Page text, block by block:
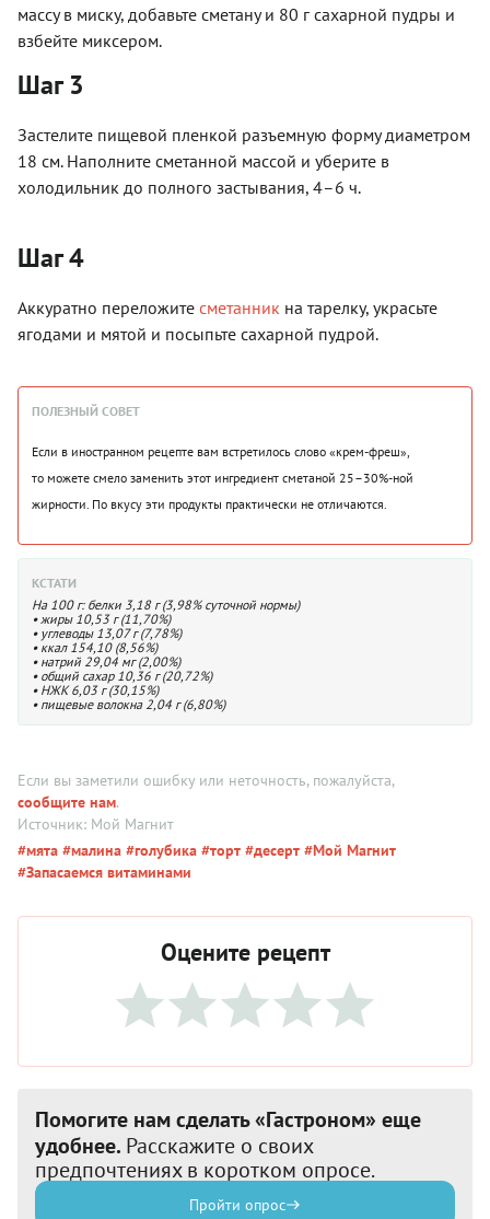
массу в миску, добавьте сметану и 80 г сахарной пудры и
взбейте миксером.
Шаг 3
Застелите пищевой пленкой разъемную форму диаметром
18 см. Наполните сметанной массой и уберите в
холодильник до полного застывания, 4–6 ч.
Шаг 4
Аккуратно переложите сметанник на тарелку, украсьте
ягодами и мятой и посыпьте сахарной пудрой.
ПОЛЕЗНЫЙ СОВЕТ
Если в иностранном рецепте вам встретилось слово «крем-фреш»,
то можете смело заменить этот ингредиент сметаной 25–30%-ной
жирности. По вкусу эти продукты практически не отличаются.
КСТАТИ
На 100 г: белки 3,18 г (3,98% суточной нормы)
• жиры 10,53 г (11,70%)
• углеводы 13,07 г (7,78%)
• ккал 154,10 (8,56%)
• натрий 29,04 мг (2,00%)
• общий сахар 10,36 г (20,72%)
• НЖК 6,03 г (30,15%)
• пищевые волокна 2,04 г (6,80%)
Если вы заметили ошибку или неточность, пожалуйста,
сообщите нам.
Источник: Мой Магнит
#мята #малина #голубика #торт #десерт #Мой Магнит
#Запасаемся витаминами
Оцените рецепт
Помогите нам сделать «Гастроном» еще
удобнее. Расскажите о своих
предпочтениях в коротком опросе.
Пройти опрос